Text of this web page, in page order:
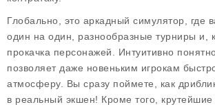
Глобально, это аркадный симулятор, где
один на один, разнообразные турниры и,
прокачка персонажей. Интуитивно
позволяет даже новеньким игрокам
атмосферу. Вы сразу поймете, как
в реальный экшен! Кроме того,